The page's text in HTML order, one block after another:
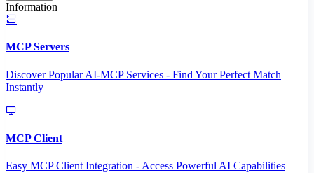
Information
MCP Servers
Discover Popular AI-MCP Services - Find Your Perfect Match
Instantly
MCP Client
Easy MCP Client Integration - Access Powerful AI Capabilities